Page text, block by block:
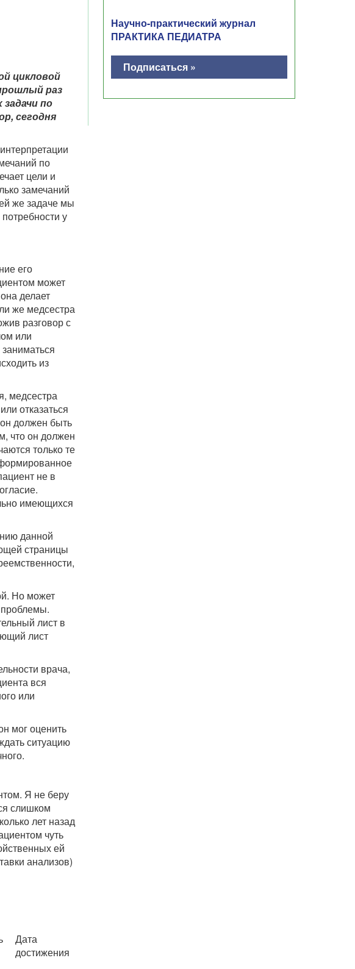
цикловой
раз
по
сегодня
по
цели и
замечаний
же задаче мы
у
его
может
делает
же медсестра
разговор с
или
из
медсестра
отказаться
должен быть
что он должен
только те
не в
имеющихся
данной
страницы
Но может
проблемы.
лист в
лист
врача,
вся
или
мог оценить
ситуацию
Я не беру
слишком
лет назад
чуть
ей
анализов)
Дата
достижения
Научно-практический журнал
ПРАКТИКА ПЕДИАТРА
Подписаться »